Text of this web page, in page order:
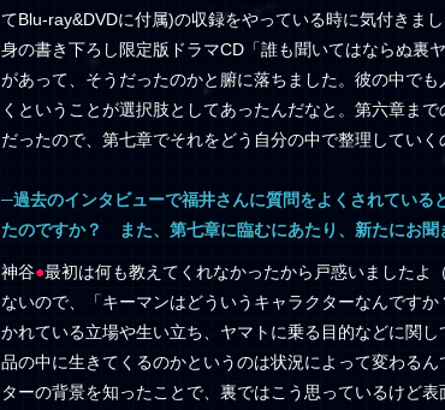
てBlu-ray&DVDに付属)の収録をやっている時に気付きま
身の書き下ろし限定版ドラマCD「誰も聞いてはならぬ裏
があって、そうだったのかと腑に落ちました。彼の中で
くということが選択肢としてあったんだなと。第六章ま
だったので、第七章でそれをどう自分の中で整理してい
─過去のインタビューで福井さんに質問をよくされてい
たのですか？ また、第七章に臨むにあたり、新たにお聞
神谷●最初は何も教えてくれなかったから戸惑いましたよ
ないので、「キーマンはどういうキャラクターなんです
かれている立場や生い立ち、ヤマトに乗る目的などに関
品の中に生きてくるのかというのは状況によって変わる
ターの背景を知ったことで、裏ではこう思っているけど